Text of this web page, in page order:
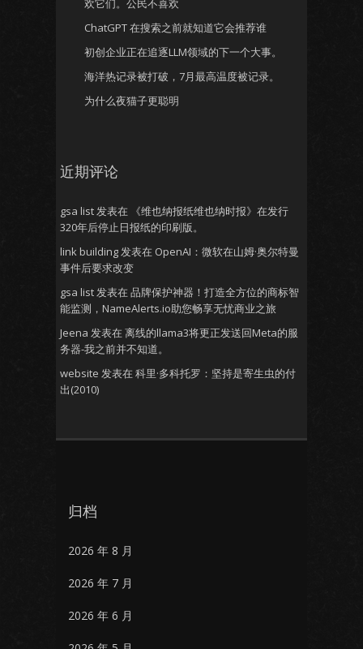
欢它们。公民不喜欢
ChatGPT 在搜索之前就知道它会推荐谁
初创企业正在追逐LLM领域的下一个大事。
海洋热记录被打破，7月最高温度被记录。
为什么夜猫子更聪明
近期评论
gsa list发表在
《维也纳报纸维也纳时报》在发行
320年后停止日报纸的印刷版。
link building发表在 OpenAI：微软在山姆·奥尔特曼
事件后要求改变
gsa list发表在 品牌保护神器！打造全方位的商标智
能监测，NameAlerts.io助您畅享无忧商业之旅
Jeena 发表在 离线的llama3将更正发送回Meta的服
务器-我之前并不知道。
website 发表在 科里·多科托罗：坚持是寄生虫的付
出(2010)
归档
2026 年 8 月
2026 年 7 月
2026 年 6 月